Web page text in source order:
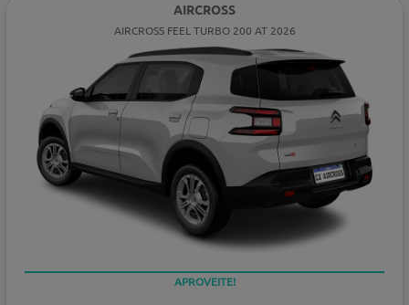
AIRCROSS
AIRCROSS FEEL TURBO 200 AT 2026
APROVEITE!